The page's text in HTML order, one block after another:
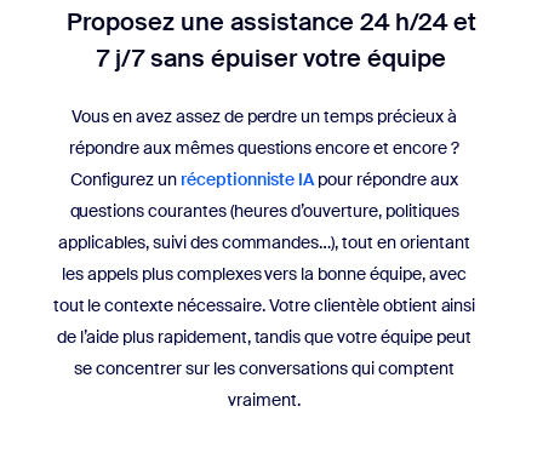
Proposez une assistance 24 h/24 et
7 j/7 sans épuiser votre équipe
Vous en avez assez de perdre un temps précieux à
répondre aux mêmes questions encore et encore ?
Configurez un réceptionniste IApour répondre aux
questions courantes (heures d’ouverture, politiques
applicables, suivi des commandes…), tout en orientant
les appels plus complexes vers la bonne équipe, avec
tout le contexte nécessaire. Votre clientèle obtient ainsi
de l’aide plus rapidement, tandis que votre équipe peut
se concentrer sur les conversations qui comptent
vraiment.